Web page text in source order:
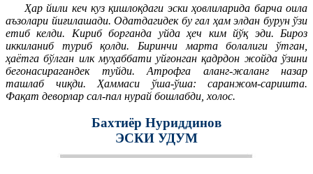
Ҳар йили кеч куз қишлоқдаги эски ҳовлиларида барча оила
аъзолари йиғилашади. Одатдагидек бу гал ҳам элдан бурун ўзи
етиб келди. Кириб борганда уйда ҳеч ким йўқ эди. Бироз
иккиланиб туриб қолди. Биринчи марта болалиги ўтган,
ҳаётга бўлган илк муҳаббати уйғонган қадрдон жойда ўзини
бегонасирагандек туйди. Атрофга аланг-жаланг назар
ташлаб чиқди. Ҳаммаси ўша-ўша: саранжом-саришта.
Фақат деворлар сал-пал нурай бошлабди, холос.
Бахтиёр Нуриддинов
ЭСКИ УДУМ